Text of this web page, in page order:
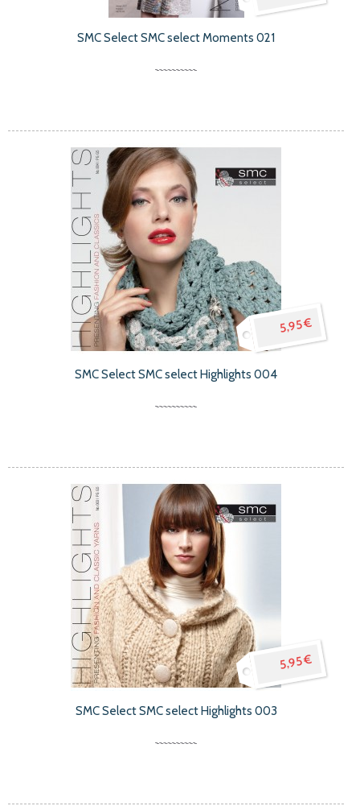
SMC Select SMC select Moments 021
5,95 €
SMC Select SMC select Highlights 004
5,95 €
SMC Select SMC select Highlights 003